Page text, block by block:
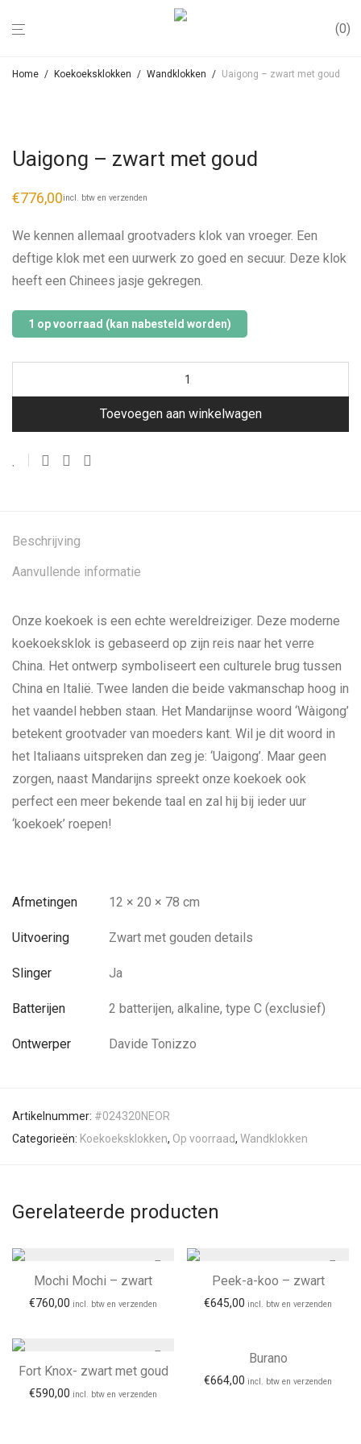
0
Home / Koekoeksklokken / Wandklokken / Uaigong – zwart met goud
Uaigong – zwart met goud
€776,00incl. btw en verzenden
We kennen allemaal grootvaders klok van vroeger. Een
deftige klok met een uurwerk zo goed en secuur. Deze klok
heeft een Chinees jasje gekregen.
1 op voorraad (kan nabesteld worden)
Toevoegen aan winkelwagen
Beschrijving
Aanvullende informatie
Onze koekoek is een echte wereldreiziger. Deze moderne
koekoeksklok is gebaseerd op zijn reis naar het verre
China. Het ontwerp symboliseert een culturele brug tussen
China en Italië. Twee landen die beide vakmanschap hoog in
het vaandel hebben staan. Het Mandarijnse woord ‘Wàigong’
betekent grootvader van moeders kant. Wil je dit woord in
het Italiaans uitspreken dan zeg je: ‘Uaigong’. Maar geen
zorgen, naast Mandarijns spreekt onze koekoek ook
perfect een meer bekende taal en zal hij bij ieder uur
‘koekoek’ roepen!
Afmetingen 12 × 20 × 78 cm
Uitvoering Zwart met gouden details
Slinger Ja
Batterijen 2 batterijen, alkaline, type C (exclusief)
Ontwerper Davide Tonizzo
Artikelnummer: #024320NEOR
Categorieën: Koekoeksklokken, Op voorraad, Wandklokken
Gerelateerde producten
Mochi Mochi – zwart
€760,00 incl. btw en verzenden
Peek-a-koo – zwart
€645,00 incl. btw en verzenden
Fort Knox- zwart met goud
€590,00 incl. btw en verzenden
Burano
€664,00 incl. btw en verzenden